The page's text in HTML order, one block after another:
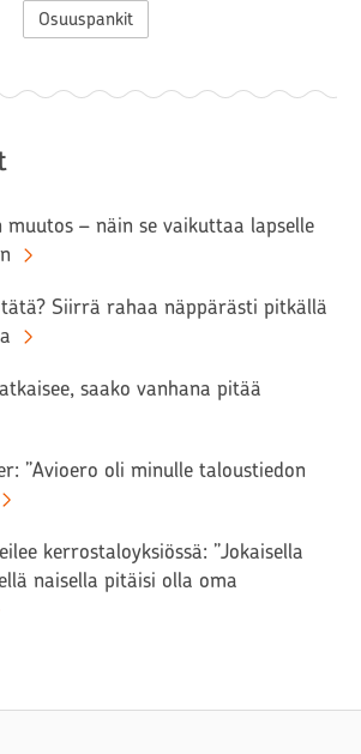
Osuuspankit
muutos – näin se vaikuttaa lapselle
Siirrä rahaa näppärästi pitkällä
saako vanhana pitää
”Avioero oli minulle taloustiedon
kerrostaloyksiössä: ”Jokaisella
naisella pitäisi olla oma